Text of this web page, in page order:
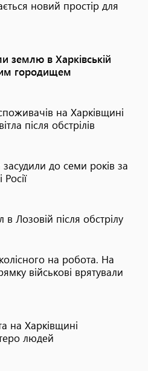
новий простір для
землю в Харківській
городищем
на Харківщині
після обстрілів
до семи років за
в Лозовій після обстрілу
на робота. На
військові врятували
на Харківщині
людей